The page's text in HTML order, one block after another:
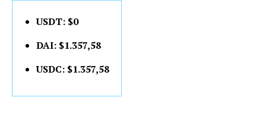
USDT: $0
DAI: $1.357,58
USDC: $1.357,58